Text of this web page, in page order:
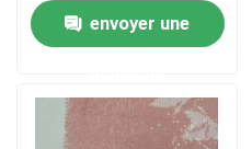
envoyer une